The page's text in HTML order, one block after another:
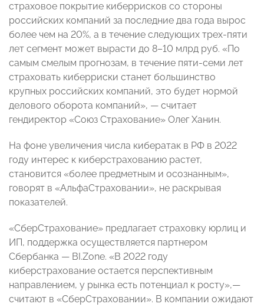
страховое покрытие киберрисков со стороны
российских компаний за последние два года вырос
более чем на 20%, а в течение следующих трех-пяти
лет сегмент может вырасти до 8–10 млрд руб. «По
самым смелым прогнозам, в течение пяти-семи лет
страховать киберриски станет большинство
крупных российских компаний, это будет нормой
делового оборота компаний», — считает
гендиректор «Союз Страхование» Олег Ханин.
На фоне увеличения числа кибератак в РФ в 2022
году интерес к киберстрахованию растет,
становится «более предметным и осознанным»,
говорят в «АльфаСтраховании», не раскрывая
показателей.
«СберСтрахование» предлагает страховку юрлиц и
ИП, поддержка осуществляется партнером
Сбербанка — BI.Zone. «В 2022 году
киберстрахование остается перспективным
направлением, у рынка есть потенциал к росту»,—
считают в «СберСтраховании». В компании ожидают